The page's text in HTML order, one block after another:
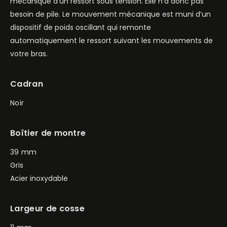
besoin de pile. Le mouvement mécanique est muni d’un
dispositif de poids oscillant qui remonte
automatiquement le ressort suivant les mouvements de
votre bras.
Cadran
Noir
Boîtier de montre
39 mm
Gris
Acier inoxydable
Largeur de cosse